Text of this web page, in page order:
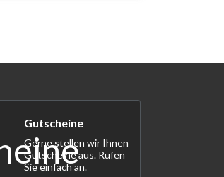
Gutscheine
Gerne stellen wir Ihnen
Gutscheine aus. Rufen
Sie einfach an.